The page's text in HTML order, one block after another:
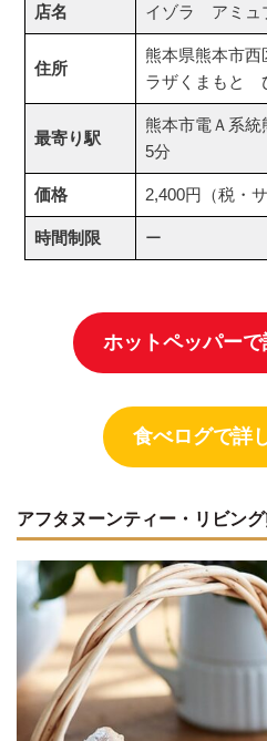
店名 イゾラ アミュ
住所
熊本県熊本市
ラザくまもと
最寄り駅
熊本市電Ａ系統
5分
価格 2,400円（税・サ
時間制限 ー
ホットペッパー
食べログで詳
アフタヌーンティー・リビン